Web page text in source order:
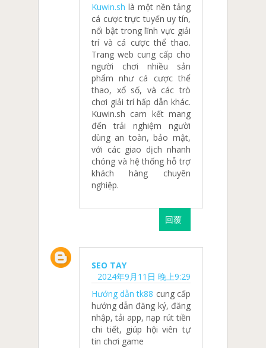
Kuwin.sh là một nền tảng
cá cược trực tuyến uy tín,
nổi bật trong lĩnh vực giải
trí và cá cược thể thao.
Trang web cung cấp cho
người chơi nhiều sản
phẩm như cá cược thể
thao, xổ số, và các trò
chơi giải trí hấp dẫn khác.
Kuwin.sh cam kết mang
đến trải nghiệm người
dùng an toàn, bảo mật,
với các giao dịch nhanh
chóng và hệ thống hỗ trợ
khách hàng chuyên
nghiệp.
回覆
SEO TAY
2024年9月11日 晚上9:29
Hướng dẫn tk88 cung cấp
hướng dẫn đăng ký, đăng
nhập, tải app, nạp rút tiền
chi tiết, giúp hội viên tự
tin chơi game